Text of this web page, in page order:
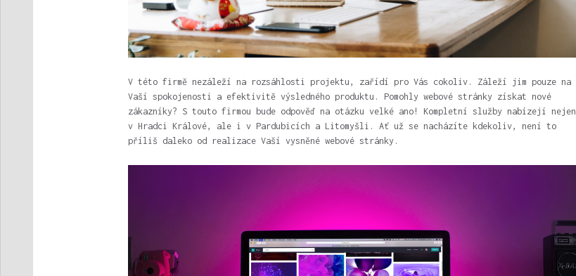
V této firmě nezáleží na rozsáhlosti projektu, zařídí pro Vás cokoliv. Záleží jim pouze na
Vaší spokojenosti a efektivitě výsledného produktu. Pomohly webové stránky získat nové
zákazníky? S touto firmou bude odpověď na otázku velké ano! Kompletní služby nabízejí nejen
v Hradci Králové, ale i v Pardubicích a Litomyšli. Ať už se nacházíte kdekoliv, není to
příliš daleko od realizace Vaší vysněné webové stránky.